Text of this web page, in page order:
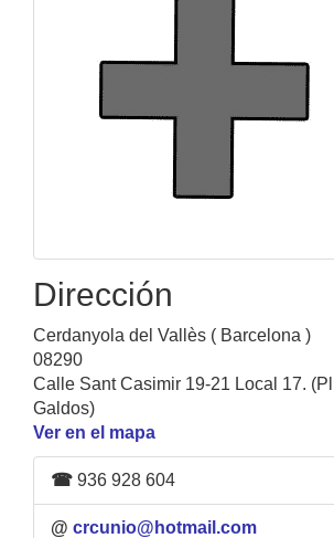
Dirección
Cerdanyola del Vallès ( Barcelona )
08290
Calle Sant Casimir 19-21 Local 17.
Galdos)
Ver en el mapa
☎ 936 928 604
@ crcunio@hotmail.com